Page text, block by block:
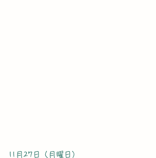
11月27日（月曜日）